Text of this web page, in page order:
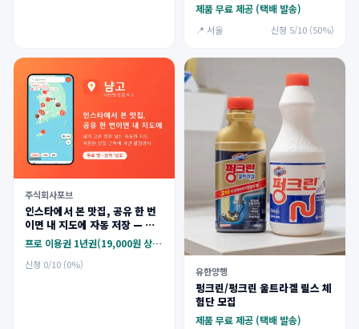
제품 무료 제공 (택배 발송)
📍 서울 신청 5/10 (50%)
주식회사포브
인스타에서 본 맛집, 공유 한 번
이면 내 지도에 자동 저장 — 맛
집 지도 앱 '냠고' (프로 이용권
제공)
프로 이용권 1년권(19,000원 상당)
신청 0/10 (0%)
유한양행
펑크린/펑크린 울트라겔 릴스 체
험단 모집
제품 무료 제공 (택배 발송)